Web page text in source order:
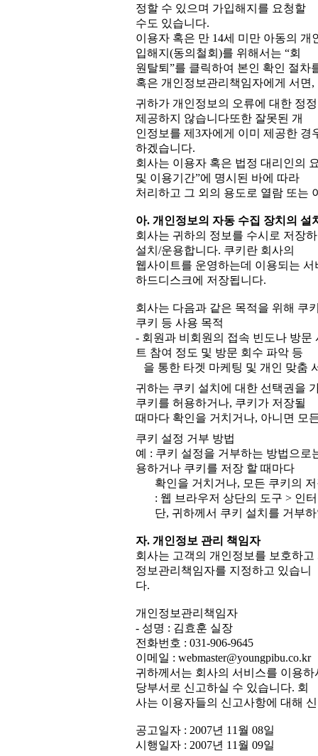
정할 수 있으며 가입해지를 요청할
수도 있습니다.
이용자 혹은 만 14세 미만 아동의 개
입해지(동의철회)를 위해서는 “회
원탈퇴”를 클릭하여 본인 확인 절차
혹은 개인정보관리책임자에게 서면
귀하가 개인정보의 오류에 대한 정
제공하지 않습니다또한 잘못된 개
인정보를 제3자에게 이미 제공한
하겠습니다.
회사는 이용자 혹은 법정 대리인의
및 이용기간”에 명시된 바에 따라
처리하고 그 외의 용도로 열람 또는
아. 개인정보의 자동 수집 장치의 설
회사는 귀하의 정보를 수시로 저장
설치/운용합니다. 쿠키란 회사의
웹사이트를 운영하는데 이용되는
하드디스크에 저장됩니다.
회사는 다음과 같은 목적을 위해 쿠
쿠키 등 사용 목적
- 회원과 비회원의 접속 빈도나 방
트 참여 정도 및 방문 회수 파악 등
을 통한 타겟 마케팅 및 개인 맞춤
귀하는 쿠키 설치에 대한 선택권을
쿠키를 허용하거나, 쿠키가 저장될
때마다 확인을 거치거나, 아니면 모
쿠키 설정 거부 방법
예 : 쿠키 설정을 거부하는 방법으
용하거나 쿠키를 저장 할 때마다
확인을 거치거나, 모든 쿠키의
: 웹 브라우저 상단의 도구 > 인
단, 귀하께서 쿠키 설치를 거부
자. 개인정보 관리 책임자
회사는 고객의 개인정보를 보호하
정보관리책임자를 지정하고 있습니
다.
개인정보관리책임자
- 성명 : 김효훈 실장
전화번호 : 031-906-9645
이메일 : webmaster@youngpibu.co.kr
귀하께서는 회사의 서비스를 이용
당부서로 신고하실 수 있습니다. 회
사는 이용자들의 신고사항에 대해
공고일자 : 2007년 11월 08일
시행일자 : 2007년 11월 09일